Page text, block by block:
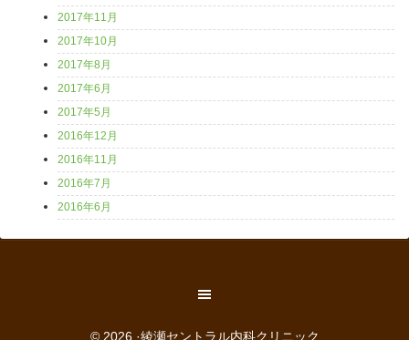
2017年11月
2017年10月
2017年8月
2017年6月
2017年5月
2016年12月
2016年11月
2016年7月
2016年6月
© 2026 ·綾瀬セントラル内科クリニック